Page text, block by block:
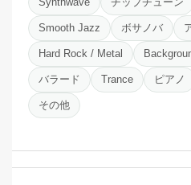
Smooth Jazz ボサノバ
Hard Rock / Metal
バラード Trance ピアノ
その他